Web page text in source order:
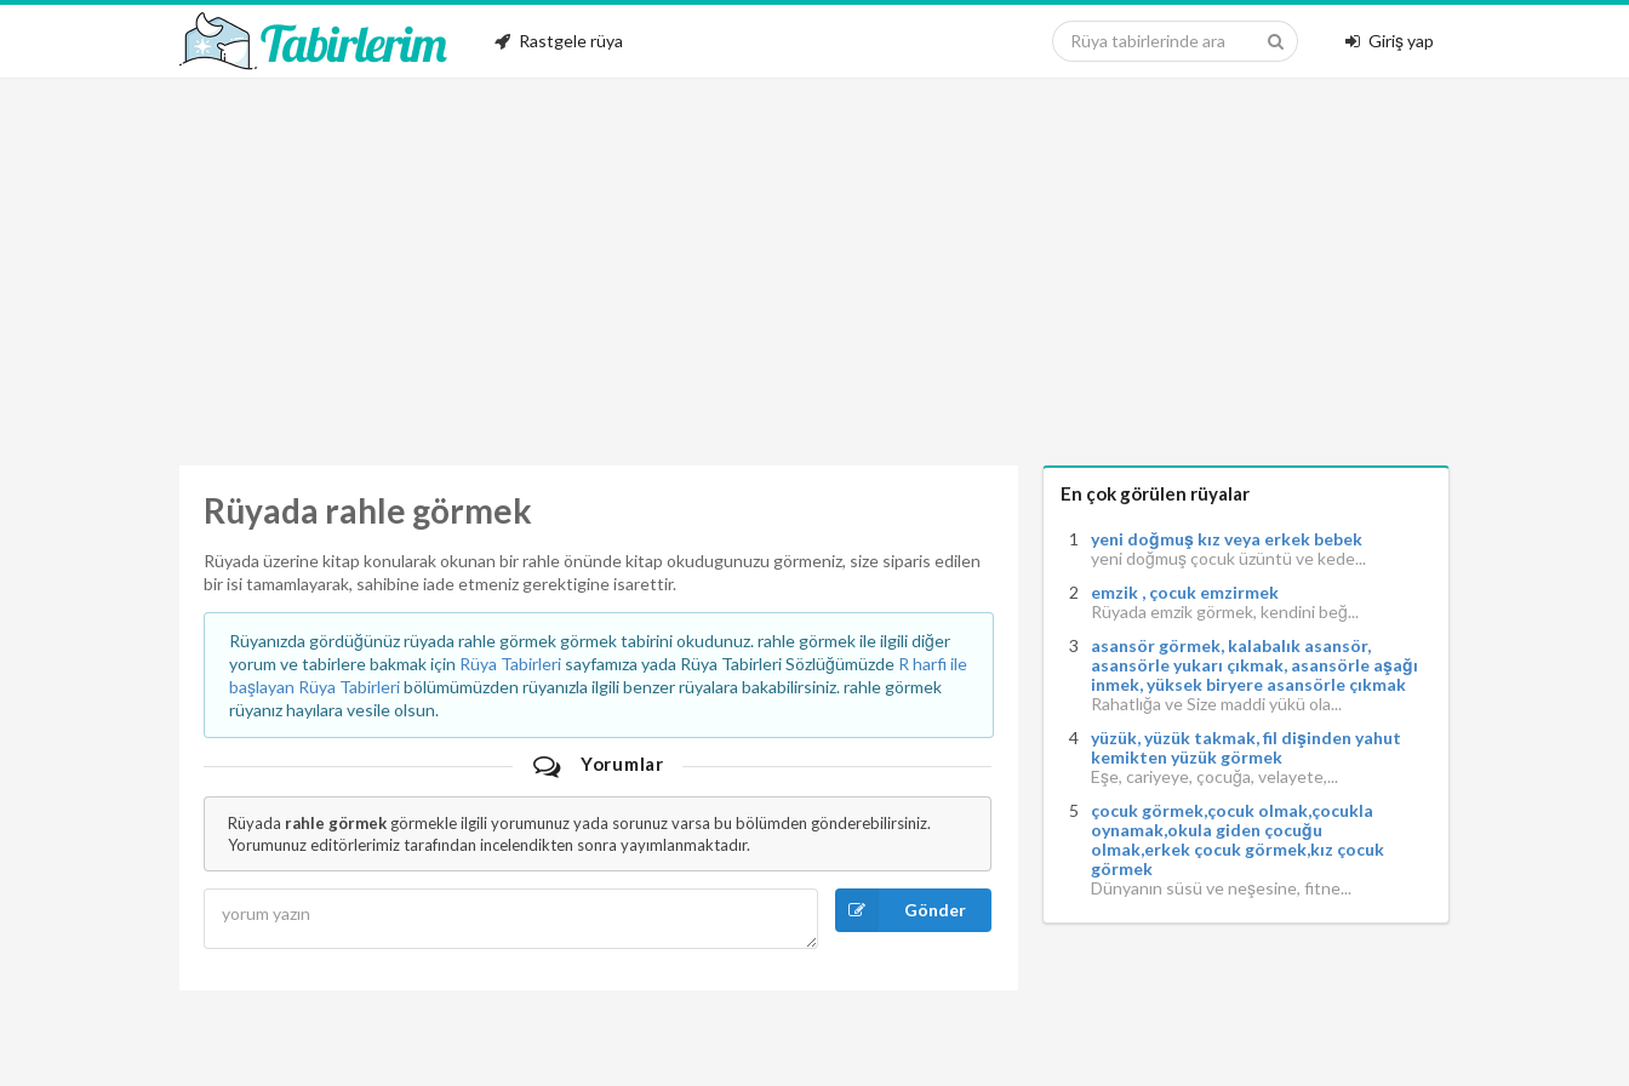
Rastgele rüya Giriş yap
Rüyada rahle görmek
Rüyada üzerine kitap konularak okunan bir rahle önünde kitap okudugunuzu görmeniz, size siparis edilen
bir isi tamamlayarak, sahibine iade etmeniz gerektigine isarettir.
Rüyanızda gördüğünüz rüyada rahle görmek görmek tabirini okudunuz. rahle görmek ile ilgili diğer
yorum ve tabirlere bakmak için Rüya Tabirleri sayfamıza yada Rüya Tabirleri Sözlüğümüzde R harfi ile
başlayan Rüya Tabirleribölümümüzden rüyanızla ilgili benzer rüyalara bakabilirsiniz. rahle görmek
rüyanız hayılara vesile olsun.
Yorumlar
Rüyada rahle görmekgörmekle ilgili yorumunuz yada sorunuz varsa bu bölümden gönderebilirsiniz.
Yorumunuz editörlerimiz tarafından incelendikten sonra yayımlanmaktadır.
Gönder
En çok görülen rüyalar
yeni doğmuş kız veya erkek bebek
yeni doğmuş çocuk üzüntü ve kede...
emzik , çocuk emzirmek
Rüyada emzik görmek, kendini beğ...
asansör görmek, kalabalık asansör,
asansörle yukarı çıkmak, asansörle aşağı
inmek, yüksek biryere asansörle çıkmak
Rahatlığa ve Size maddi yükü ola...
yüzük, yüzük takmak, fil dişinden yahut
kemikten yüzük görmek
Eşe, cariyeye, çocuğa, velayete,...
çocuk görmek,çocuk olmak,çocukla
oynamak,okula giden çocuğu
olmak,erkek çocuk görmek,kız çocuk
görmek
Dünyanın süsü ve neşesine, fitne...